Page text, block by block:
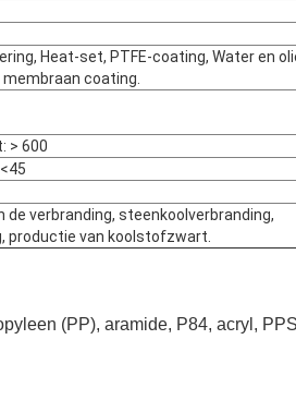
Heat-set, PTFE-coating, Water en
coating.
> 600
de verbranding, steenkoolverbranding,
productie van koolstofzwart.
(PP), aramide, P84, acryl,